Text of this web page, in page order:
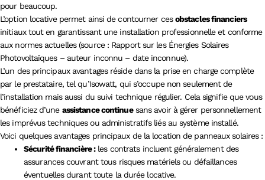
pour beaucoup.
L’option locative permet ainsi de contourner cesobstacles financiers
initiaux tout en garantissant une installation professionnelle et conforme
aux normes actuelles (source : Rapport sur les Énergies Solaires
Photovoltaïques – auteur inconnu – date inconnue).
L’un des principaux avantages réside dans la prise en charge complète
par le prestataire, tel qu’Isowatt, qui s’occupe non seulement de
l’installation mais aussi du suivi technique régulier. Cela signifie que vous
bénéficiez d’une assistance continuesans avoir à gérer personnellement
les imprévus techniques ou administratifs liés au système installé.
Voici quelques avantages principaux de la location de panneaux solaires :
Sécurité financière :les contrats incluent généralement des
assurances couvrant tous risques matériels ou défaillances
éventuelles durant toute la durée locative.